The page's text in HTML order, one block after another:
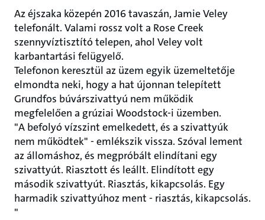
Az éjszaka közepén 2016 tavaszán, Jamie Veley
telefonált. Valami rossz volt a Rose Creek
szennyvíztisztító telepen, ahol Veley volt
karbantartási felügyelő.
Telefonon keresztül az üzem egyik üzemeltetője
elmondta neki, hogy a hat újonnan telepített
Grundfos búvárszivattyú nem működik
megfelelően a grúziai Woodstock-i üzemben.
"A befolyó vízszint emelkedett, és a szivattyúk
nem működtek" - emlékszik vissza. Szóval lement
az állomáshoz, és megpróbált elindítani egy
szivattyút. Riasztott és leállt. Elindított egy
második szivattyút. Riasztás, kikapcsolás. Egy
harmadik szivattyúhoz ment - riasztás, kikapcsolás.
"